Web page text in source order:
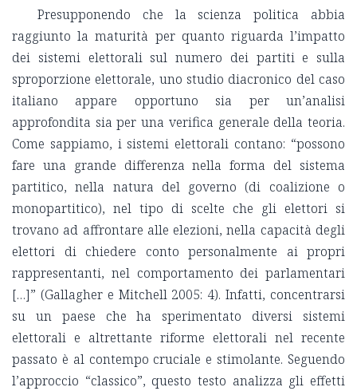
Presupponendo che la scienza politica abbia
raggiunto la maturità per quanto riguarda l’impatto
dei sistemi elettorali sul numero dei partiti e sulla
sproporzione elettorale, uno studio diacronico del caso
italiano appare opportuno sia per un’analisi
approfondita sia per una verifica generale della teoria.
Come sappiamo, i sistemi elettorali contano: “possono
fare una grande differenza nella forma del sistema
partitico, nella natura del governo (di coalizione o
monopartitico), nel tipo di scelte che gli elettori si
trovano ad affrontare alle elezioni, nella capacità degli
elettori di chiedere conto personalmente ai propri
rappresentanti, nel comportamento dei parlamentari
[…]” (Gallagher e Mitchell 2005: 4). Infatti, concentrarsi
su un paese che ha sperimentato diversi sistemi
elettorali e altrettante riforme elettorali nel recente
passato è al contempo cruciale e stimolante. Seguendo
l’approccio “classico”, questo testo analizza gli effetti